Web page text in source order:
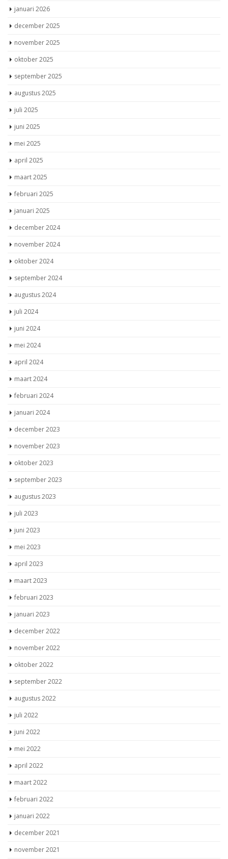
januari 2026
december 2025
november 2025
oktober 2025
september 2025
augustus 2025
juli 2025
juni 2025
mei 2025
april 2025
maart 2025
februari 2025
januari 2025
december 2024
november 2024
oktober 2024
september 2024
augustus 2024
juli 2024
juni 2024
mei 2024
april 2024
maart 2024
februari 2024
januari 2024
december 2023
november 2023
oktober 2023
september 2023
augustus 2023
juli 2023
juni 2023
mei 2023
april 2023
maart 2023
februari 2023
januari 2023
december 2022
november 2022
oktober 2022
september 2022
augustus 2022
juli 2022
juni 2022
mei 2022
april 2022
maart 2022
februari 2022
januari 2022
december 2021
november 2021